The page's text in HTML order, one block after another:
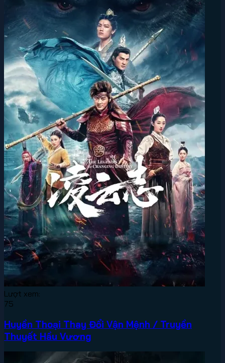
Lượt xem:
75
Huyền Thoại Thay Đổi Vận Mệnh / Truyền
Thuyết Hầu Vương